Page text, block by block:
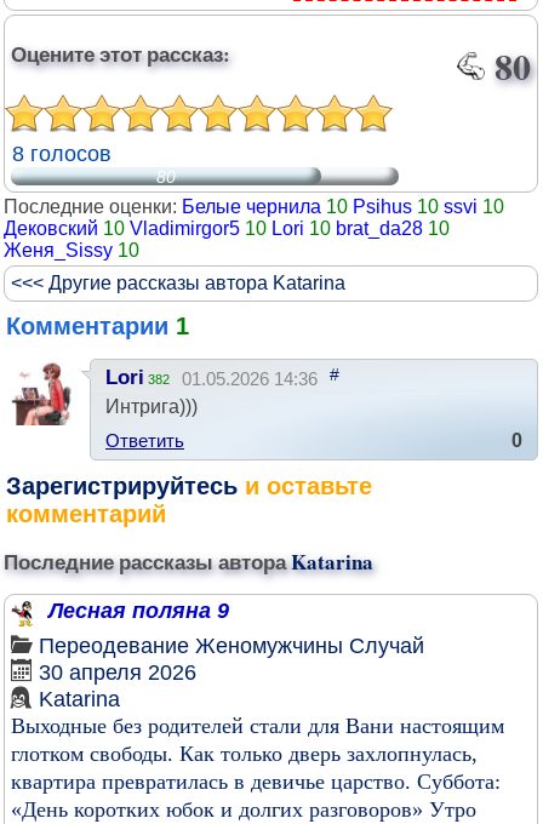
Оцените этот рассказ: 80
8 голосов
80
Последние оценки: Белые чернила 10 Psihus 10 ssvi 10
Дековский 10 Vladimirgor5 10 Lori 10 brat_da28 10
Женя_Sissy 10
<<< Другие рассказы автора Katarina
Комментарии 1
Lori 382 01.05.2026 14:36 #
Интрига)))
Ответить
0
Зарегистрируйтесь и оставьте
комментарий
Последние рассказы автораKatarina
Лесная поляна 9
Переодевание Женомужчины Случай
30 апреля 2026
Katarina
Выходные без родителей стали для Вани настоящим
глотком свободы. Как только дверь захлопнулась,
квартира превратилась в девичье царство. Суббота:
«День коротких юбок и долгих разговоров» Утро